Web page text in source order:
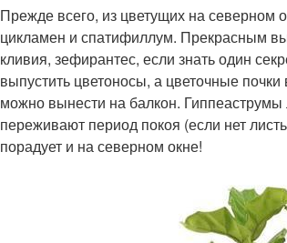
Прежде всего, из цветущих на северном
цикламен и спатифиллум. Прекрасным
кливия, зефирантес, если знать один
выпустить цветоносы, а цветочные
можно вынести на балкон.
переживают период покоя (если нет
порадует и на северном окне!